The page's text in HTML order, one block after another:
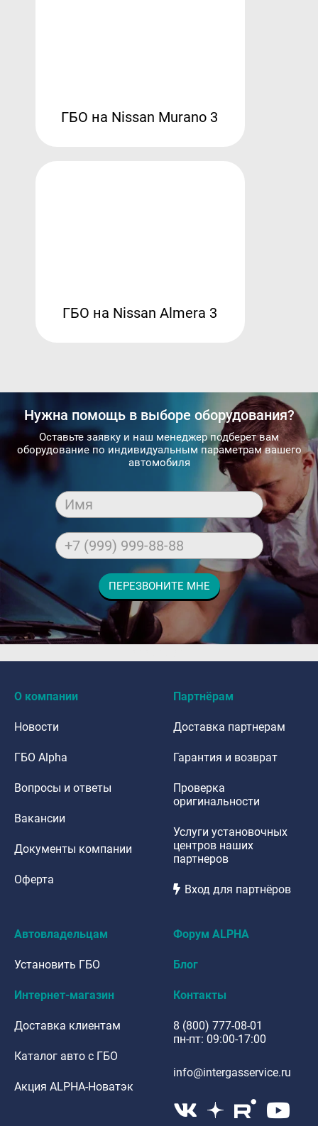
ГБО на Nissan Murano 3
ГБО на Nissan Almera 3
Нужна помощь в выборе оборудования?
Оставьте заявку и наш менеджер подберет вам
оборудование по индивидуальным параметрам вашего
автомобиля
Имя
+7 (999) 999-88-88
ПЕРЕЗВОНИТЕ МНЕ
О компании
Новости
ГБО Alpha
Вопросы и ответы
Вакансии
Документы компании
Оферта
Партнёрам
Доставка партнерам
Гарантия и возврат
Проверка
оригинальности
Услуги установочных
центров наших
партнеров
Вход для партнёров
Автовладельцам
Установить ГБО
Интернет-магазин
Доставка клиентам
Каталог авто с ГБО
Акция ALPHA-Новатэк
Форум ALPHA
Блог
Контакты
8 (800) 777-08-01
пн-пт: 09:00-17:00
info@intergasservice.ru